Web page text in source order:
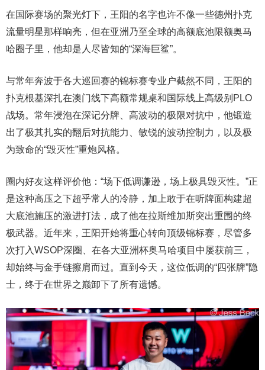
在国际赛场的聚光灯下，王阳的名字也许不像一些德州扑克
流量明星那样响亮，但在亚洲乃至全球的高额底池限额奥马
哈圈子里，他却是人尽皆知的“深海巨鲨”。
与常年奔波于各大巡回赛的锦标赛专业户截然不同，王阳的
扑克根基深扎在澳门线下高额常规桌和国际线上高级别PLO
战场。常年浸泡在深记分牌、高波动的极限对抗中，他锻造
出了极其扎实的翻后对抗能力、敏锐的波动控制力，以及极
为致命的“毁灭性”重炮风格。
圈内好友这样评价他：“场下低调谦逊，场上极具毁灭性。”正
是这种高压之下超乎常人的冷静，加上敢于在听牌面构建超
大底池施压的激进打法，成了他在拉斯维加斯突出重围的终
极武器。近年来，王阳开始将重心转向顶级锦标赛，尽管多
次打入WSOP深圈、在各大亚洲杯奥马哈项目中屡获前三，
却始终与金手链擦肩而过。直到今天，这位低调的“四张牌”隐
士，终于在世界之巅卸下了所有遗憾。